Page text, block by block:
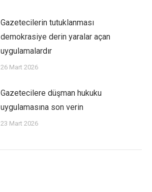
Gazetecilerin tutuklanması
demokrasiye derin yaralar açan
uygulamalardır
26 Mart 2026
Gazetecilere düşman hukuku
uygulamasına son verin
23 Mart 2026